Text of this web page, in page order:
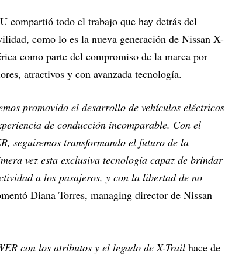
compartió todo el trabajo que hay detrás del
como lo es la nueva generación de Nissan X-
como parte del compromiso de la marca por
atractivos y con avanzada tecnología.
promovido el desarrollo de vehículos eléctricos
de conducción incomparable. Con el
seguiremos transformando el futuro de la
vez esta exclusiva tecnología capaz de brindar
a los pasajeros, y con la libertad de no
Diana Torres, managing director de Nissan
con los atributos y el legado de X-Trail hace de